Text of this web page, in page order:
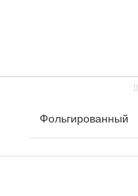
Фольгированный